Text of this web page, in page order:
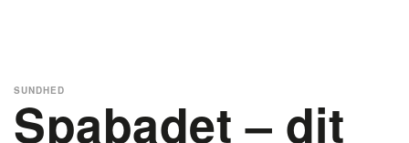
Spabadet – dit
SUNDHED